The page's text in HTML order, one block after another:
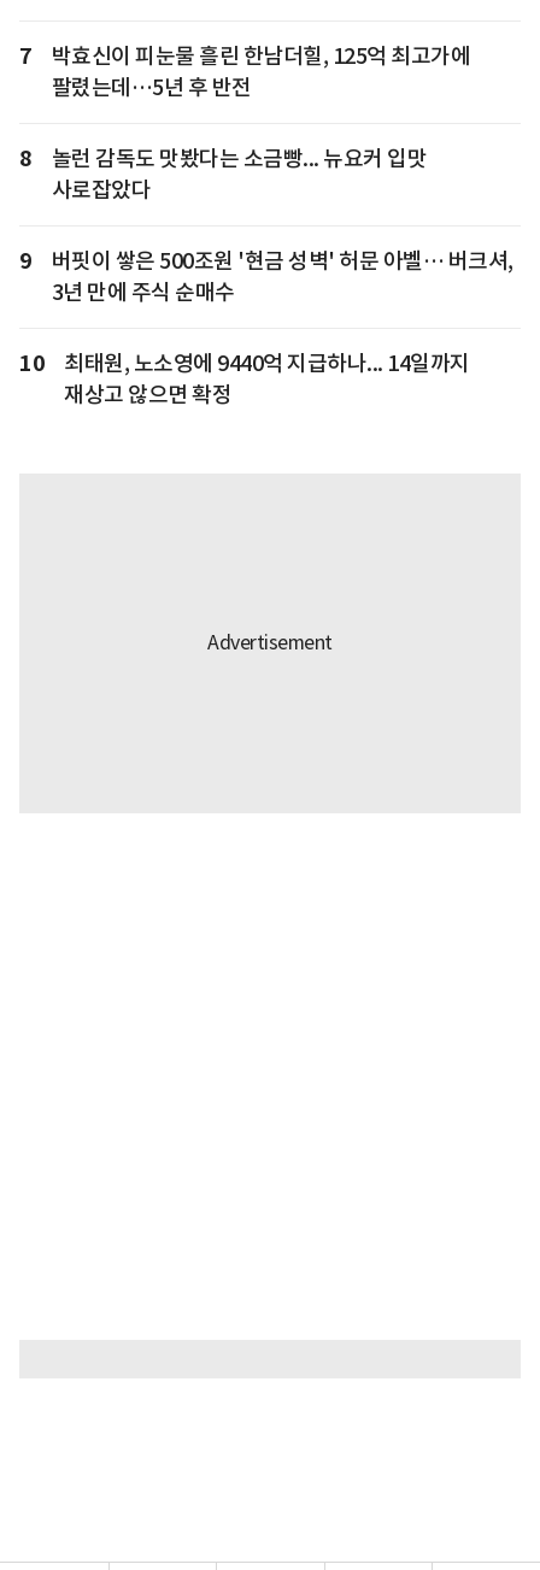
7
박효신이 피눈물 흘린 한남더힐, 125억 최고가에
팔렸는데…5년 후 반전
8
놀런 감독도 맛봤다는 소금빵... 뉴요커 입맛
사로잡았다
9
버핏이 쌓은 500조원 '현금 성벽' 허문 아벨… 버크셔,
3년 만에 주식 순매수
10
최태원, 노소영에 9440억 지급하나... 14일까지
재상고 않으면 확정